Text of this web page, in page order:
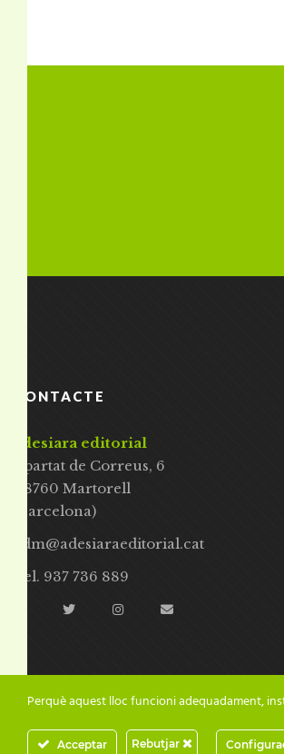
CONTACTE
adesiara editorial
Apartat de Correus, 6
08760 Martorell
(Barcelona)
adm@adesiaraeditorial.cat
Tel. 937 736 889
Perquè aquest lloc funcioni adequadament,
Acceptar Rebutjar